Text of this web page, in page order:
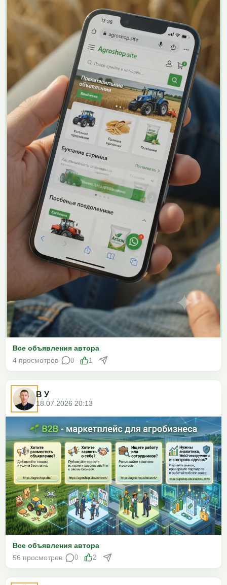
Все объявления автора
4 просмотров
0 1
В У
18.07.2026 20:13
Все объявления автора
56 просмотров
0 2